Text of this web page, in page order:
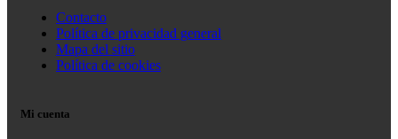
Contacto
Política de privacidad general
Mapa del sitio
Política de cookies
Mi cuenta